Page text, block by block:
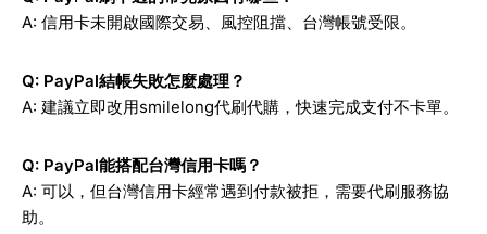
A: 信用卡未開啟國際交易、風控阻擋、台灣帳號受限。
Q: PayPal結帳失敗怎麼處理？
A: 建議立即改用smilelong代刷代購，快速完成支付不卡單。
Q: PayPal能搭配台灣信用卡嗎？
A: 可以，但台灣信用卡經常遇到付款被拒，需要代刷服務協
助。